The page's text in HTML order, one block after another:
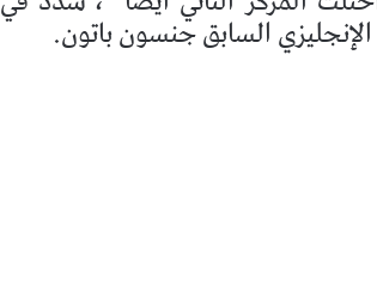
الإنجليزي السابق جنسون باتون.